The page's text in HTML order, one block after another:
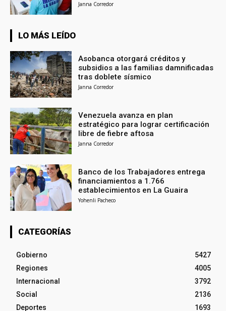
Janna Corredor
LO MÁS LEÍDO
Asobanca otorgará créditos y
subsidios a las familias damnificadas
tras doblete sísmico
Janna Corredor
Venezuela avanza en plan
estratégico para lograr certificación
libre de fiebre aftosa
Janna Corredor
Banco de los Trabajadores entrega
financiamientos a 1.766
establecimientos en La Guaira
Yohenli Pacheco
CATEGORÍAS
Gobierno
5427
Regiones
4005
Internacional
3792
Social
2136
Deportes
1693